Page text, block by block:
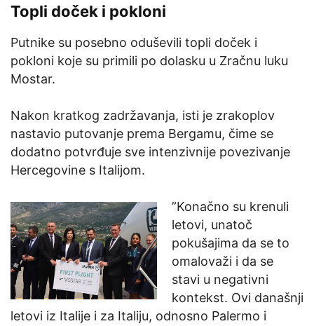
Topli doček i pokloni
Putnike su posebno oduševili topli doček i
pokloni koje su primili po dolasku u Zračnu luku
Mostar.
Nakon kratkog zadržavanja, isti je zrakoplov
nastavio putovanje prema Bergamu, čime se
dodatno potvrđuje sve intenzivnije povezivanje
Hercegovine s Italijom.
”Konačno su krenuli
letovi, unatoč
pokušajima da se to
omalovaži i da se
stavi u negativni
kontekst. Ovi današnji
letovi iz Italije i za Italiju, odnosno Palermo i